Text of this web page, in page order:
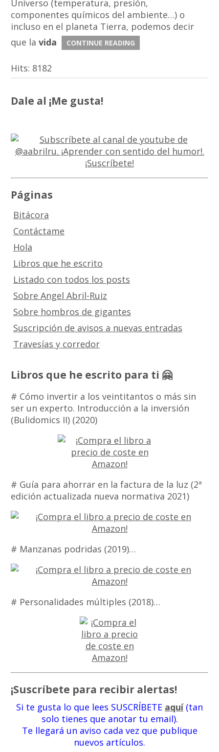
Universo (temperatura, presión,
componentes químicos del ambiente…) o
incluso en el planeta Tierra, podemos decir
que lavida CONTINUE READING
Hits: 8182
Dale al ¡Me gusta!
Páginas
Bitácora
Contáctame
Hola
Libros que he escrito
Listado con todos los posts
Sobre Angel Abril-Ruiz
Sobre hombros de gigantes
Suscripción de avisos a nuevas entradas
Travesías y corredor
Libros que he escrito para ti 🤗
# Cómo invertir a los veintitantos o más sin
ser un experto. Introducción a la inversión
(Bulidomics II) (2020)
# Guía para ahorrar en la factura de la luz (2ª
edición actualizada nueva normativa 2021)
# Manzanas podridas (2019)…
# Personalidades múltiples (2018)…
¡Suscríbete para recibir alertas!
Si te gusta lo que lees SUSCRÍBETE aquí(tan
solo tienes que anotar tu email).
Te llegará un aviso cada vez que publique
nuevos artículos.